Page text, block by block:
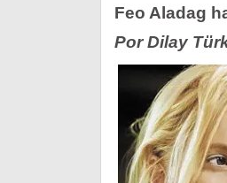
Feo Aladag
Por Dilay